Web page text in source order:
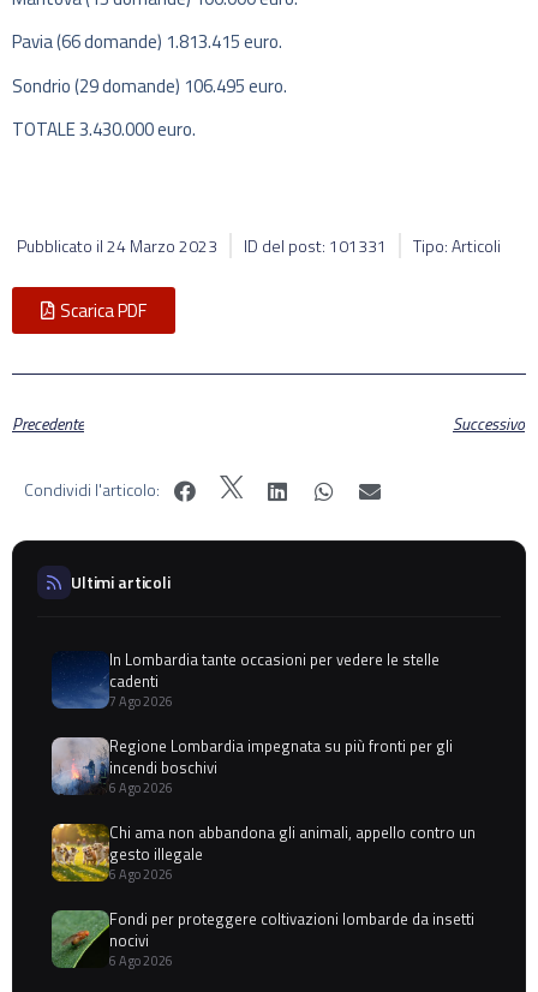
Pavia (66 domande) 1.813.415 euro.
Sondrio (29 domande) 106.495 euro.
TOTALE 3.430.000 euro.
Pubblicato il24 Marzo 2023 ID del post: 101331 Tipo: Articoli
Scarica PDF
Precedente Successivo
Condividi l'articolo:
Ultimi articoli
In Lombardia tante occasioni per vedere le stelle
cadenti
7 Ago 2026
Regione Lombardia impegnata su più fronti per gli
incendi boschivi
6 Ago 2026
Chi ama non abbandona gli animali, appello contro un
gesto illegale
6 Ago 2026
Fondi per proteggere coltivazioni lombarde da insetti
nocivi
6 Ago 2026